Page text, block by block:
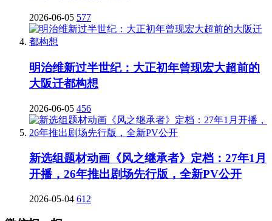
2026-06-05 577
明治维新过半世纪：大正初年曾现宏大超前的
大阪迁都构想
2026-06-05 456
新选组题材动画《风之继承者》定档：27年1月
开播，26年推出剧场先行版，全新PV公开
2026-05-04 612